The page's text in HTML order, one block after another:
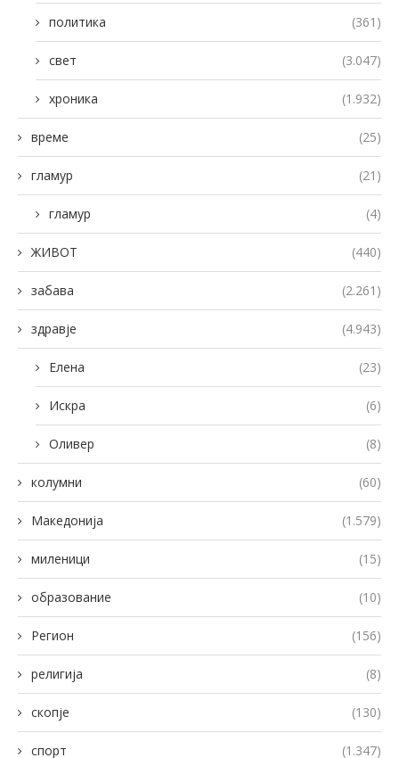
политика (361)
свет (3.047)
хроника (1.932)
време (25)
гламур (21)
гламур (4)
ЖИВОТ (440)
забава (2.261)
здравје (4.943)
Елена (23)
Искра (6)
Оливер (8)
колумни (60)
Македонија (1.579)
миленици (15)
образование (10)
Регион (156)
религија (8)
скопје (130)
спорт (1.347)